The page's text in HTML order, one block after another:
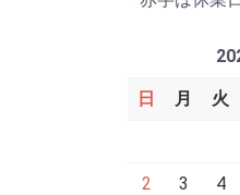
日 月 火
2 3 4